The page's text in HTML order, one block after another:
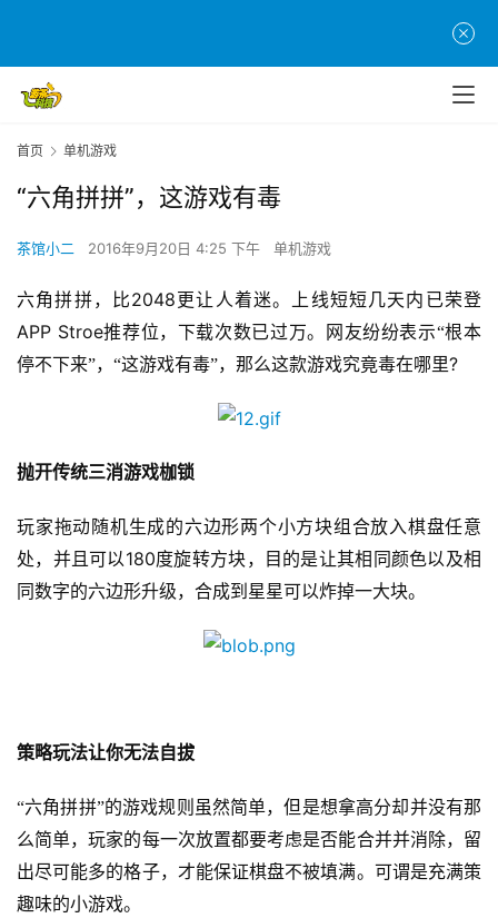
茶
原
创
机
游
戏
首页 单机游戏
“六角拼拼”，这游戏有毒
茶馆小二 2016年9月20日 4:25 下午 单机游戏
六角拼拼，比2048 更让人着迷。上线短短几天内已荣登
APP Stroe推荐位，下载次数已过万。网友纷纷表示“根本
停不下来”，“这游戏有毒”，那么这款游戏究竟毒在哪里?
抛开传统三消游戏枷锁
玩家拖动随机生成的六边形两个小方块组合放入棋盘任意
处，并且可以180度旋转方块，目的是让其相同颜色以及相
同数字的六边形升级，合成到星星可以炸掉一大块。
策略玩法让你无法自拔
“六角拼拼”的游戏规则虽然简单，但是想拿高分却并没有那
么简单，玩家的每一次放置都要考虑是否能合并并消除，留
出尽可能多的格子，才能保证棋盘不被填满。可谓是充满策
趣味的小游戏。